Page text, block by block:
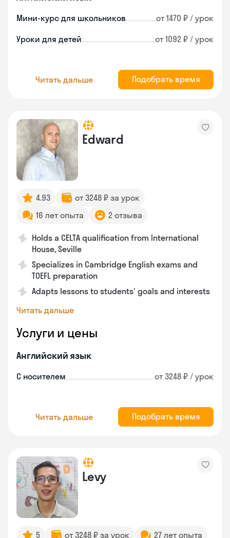
Мини-курс для школьников от 1470 ₽ / урок
Уроки для детей от 1092 ₽ / урок
Читать дальше Подобрать время
Edward
4.93
от 3248 ₽ за урок
16 лет опыта
2 отзыва
Holds a CELTA qualification from International
House, Seville
Specializes in Cambridge English exams and
TOEFL preparation
Adapts lessons to students' goals and interests
Читать дальше
Услуги и цены
Английский язык
С носителем от 3248 ₽ / урок
Читать дальше Подобрать время
Levy
5 от 3248 ₽ за урок 27 лет опыта